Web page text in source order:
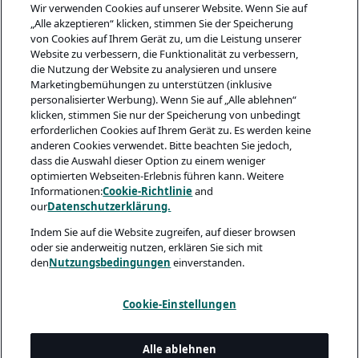
Wir verwenden Cookies auf unserer Website. Wenn Sie auf
„Alle akzeptieren“ klicken, stimmen Sie der Speicherung
von Cookies auf Ihrem Gerät zu, um die Leistung unserer
Website zu verbessern, die Funktionalität zu verbessern,
die Nutzung der Website zu analysieren und unsere
Marketingbemühungen zu unterstützen (inklusive
personalisierter Werbung). Wenn Sie auf „Alle ablehnen“
klicken, stimmen Sie nur der Speicherung von unbedingt
erforderlichen Cookies auf Ihrem Gerät zu. Es werden keine
anderen Cookies verwendet. Bitte beachten Sie jedoch,
dass die Auswahl dieser Option zu einem weniger
optimierten Webseiten-Erlebnis führen kann. Weitere
Informationen:Cookie-Richtlinieand
ourDatenschutzerklärung.
Indem Sie auf die Website zugreifen, auf dieser browsen
oder sie anderweitig nutzen, erklären Sie sich mit
denNutzungsbedingungen einverstanden.
Cookie-Einstellungen
Alle ablehnen